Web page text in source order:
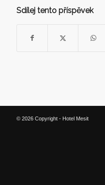
Sdílej tento příspěvek
© 2026 Copyright - Hotel Mesit